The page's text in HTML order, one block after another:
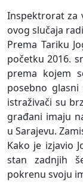
Inspektrorat za
ovog slučaja
Prema Tariku
početku 2016.
prema kojem
posebno
istraživači su
građani imaju
u Sarajevu.
Kako je izjavio
stan zadnjih
pokrenu svoju